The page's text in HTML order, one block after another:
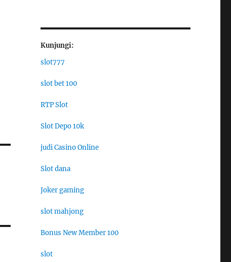
Kunjungi:
slot777
slot bet 100
RTP Slot
Slot Depo 10k
judi Casino Online
Slot dana
Joker gaming
slot mahjong
Bonus New Member 100
slot